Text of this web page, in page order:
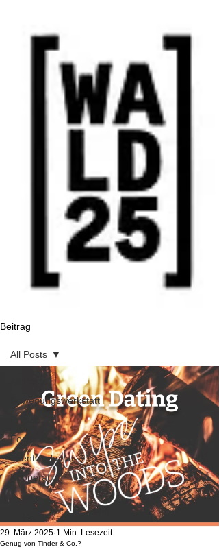
Beitrag
Bewegungswerkstatt
Presse
Food
Eventwerkstatt
Kooperation
All Posts
Genug von Tinder & Co.?
29. März 2025 1 Min. Lesezeit